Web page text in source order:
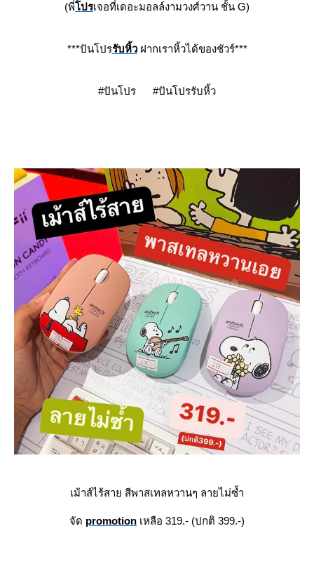
(พี่ปรเจอที่เดอะมอลล์งามวงศ์วาน ชั้น G)
***ปันโปรรับหิ้วฝากเราหิ้วได้ของชัวร์***
#ปันโปร #ปันโปรรับหิ้ว
เม้าส์ไร้สาย สีพาสเทลหวานๆ ลายไม่ซ้ำ
จัด promotion เหลือ 319.- (ปกติ 399.-)